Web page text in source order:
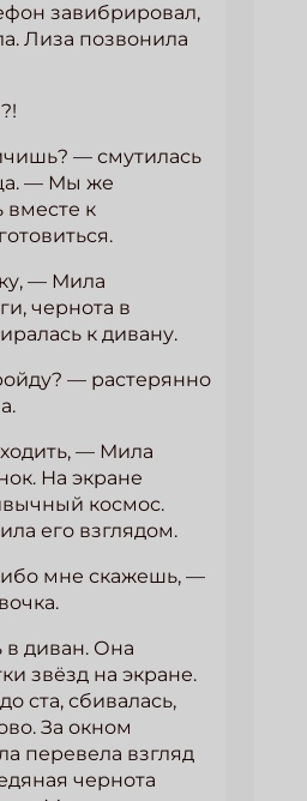
завибрировал,
Лиза позвонила
— смутилась
— Мы же
вместе к
— Мила
чернота в
к дивану.
— растерянно
— Мила
На экране
космос.
его взглядом.
мне скажешь, —
в диван. Она
звёзд на экране.
ста, сбивалась,
За окном
перевела взгляд
чернота